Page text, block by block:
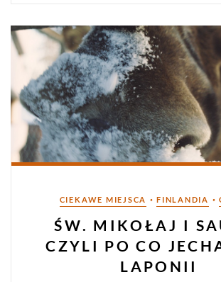
Kategorie
CIEKAWE MIEJSCA • FINLANDIA •
ŚW. MIKOŁAJ I
CZYLI PO CO
LAPONII